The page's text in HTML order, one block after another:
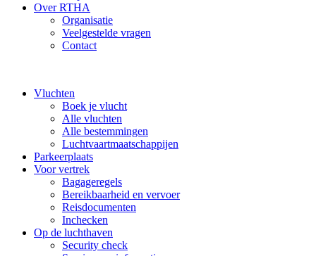
Over RTHA
Organisatie
Veelgestelde vragen
Contact
Vluchten
Boek je vlucht
Alle vluchten
Alle bestemmingen
Luchtvaartmaatschappijen
Parkeerplaats
Voor vertrek
Bagageregels
Bereikbaarheid en vervoer
Reisdocumenten
Inchecken
Op de luchthaven
Security check